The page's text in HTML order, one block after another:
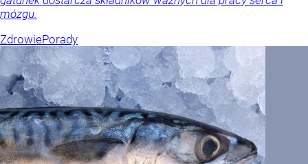
mózgu.
ZdrowiePorady